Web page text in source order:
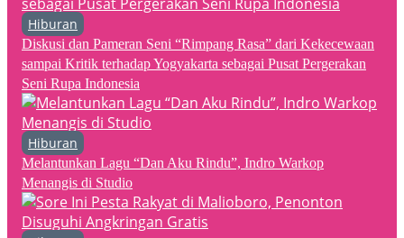
Hiburan
Diskusi dan Pameran Seni “Rimpang Rasa” dari Kekecewaan
sampai Kritik terhadap Yogyakarta sebagai Pusat Pergerakan
Seni Rupa Indonesia
Hiburan
Melantunkan Lagu “Dan Aku Rindu”, Indro Warkop
Menangis di Studio